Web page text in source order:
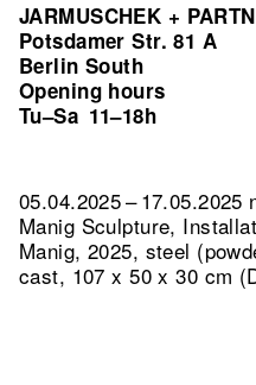
JARMUSCHEK +
Potsdamer Str. 81 A
Berlin South
Opening hours
Tu–Sa 11–18h
05.04.2025 –
Manig Sculpture,
Manig, 2025, steel
cast, 107 x 50 x 30 cm